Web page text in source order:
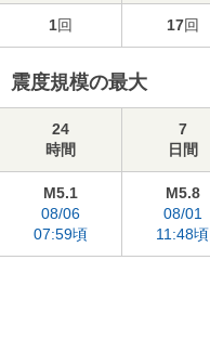
1回 17回
震度規模の最大
24
時間
7
日間
M5.1
08/06
07:59頃
M5.8
08/01
11:48頃